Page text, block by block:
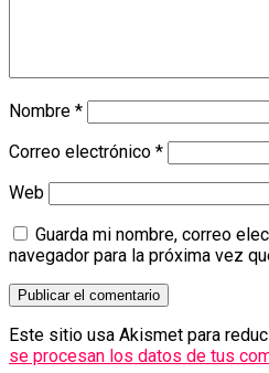
Nombre *
Correo electrónico *
Web
Guarda mi nombre, correo
navegador para la próxima vez
Este sitio usa Akismet para
se procesan los datos de tus